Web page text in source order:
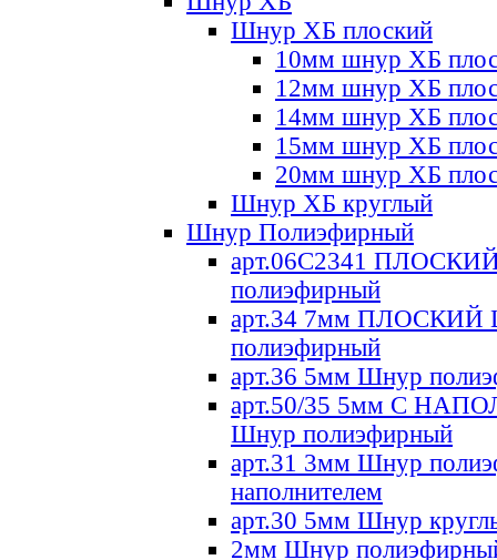
Шнур ХБ плоский
10мм шнур ХБ
12мм шнур ХБ
14мм шнур ХБ
15мм шнур ХБ
20мм шнур ХБ
Шнур ХБ круглый
Шнур Полиэфирный
арт.06С2341
полиэфирный
арт.34 7мм ПЛОСКИЙ
полиэфирный
арт.36 5мм Шнур
арт.50/35 5мм С
Шнур полиэфирный
арт.31 3мм Шнур
наполнителем
арт.30 5мм Шнур
2мм Шнур